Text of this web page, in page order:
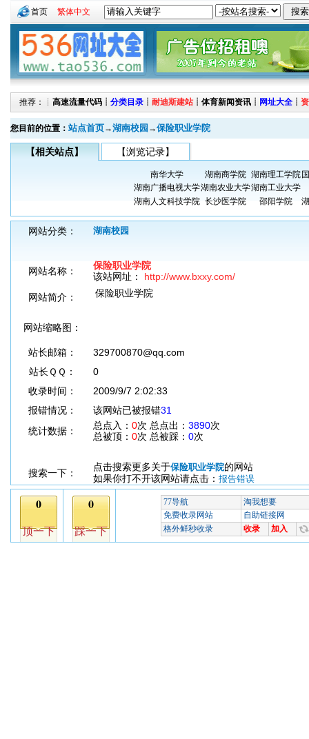
首页 繁体中文
推荐：┊ 高速流量代码 ┊ 分类目录 ┊ 耐迪斯建站 ┊ 体育新闻资讯 ┊ 网址大全 ┊
您目前的位置： 站点首页→湖南校园 →保险职业学院
【相关站点】 【浏览记录】
南华大学 湖南商学院 湖南理工学院
湖南广播电视大学湖南农业大学湖南工业大学
湖南人文科技学院 长沙医学院 邵阳学院
网站分类： 湖南校园
网站名称：
保险职业学院
该站网址： http://www.bxxy.com/
网站简介：
保险职业学院
网站缩略图：
站长邮箱：
329700870@qq.com
站长ＱＱ：
0
收录时间：
2009/9/7 2:02:33
报错情况：
该网站已被报错31
统计数据：
总点入： 0次 总点出： 3890次
总被顶： 0次 总被踩： 0次
搜索一下：
点击搜索更多关于保险职业学院的网站
如果你打不开该网站请点击： 报告错误